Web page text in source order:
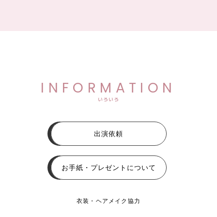
INFORMATION
いろいろ
出演依頼
お手紙・プレゼントについて
衣装・ヘアメイク協力